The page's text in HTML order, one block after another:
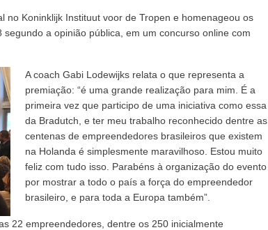
no Koninklijk Instituut voor de Tropen e homenageou os
a opinião pública, em um concurso online com
A coach Gabi Lodewijks relata o que representa a
premiação: “é uma grande realização para mim. É a
primeira vez que participo de uma iniciativa como essa
da Bradutch, e ter meu trabalho reconhecido dentre as
centenas de empreendedores brasileiros que existem
na Holanda é simplesmente maravilhoso. Estou muito
feliz com tudo isso. Parabéns à organização do evento
por mostrar a todo o país a força do empreendedor
brasileiro, e para toda a Europa também”.
22 empreendedores, dentre os 250 inicialmente